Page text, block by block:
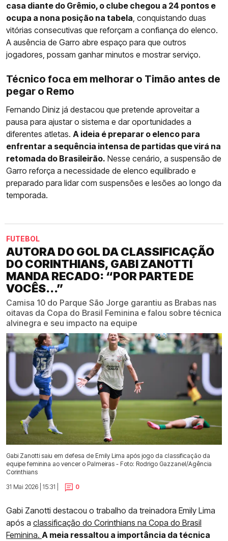
casa diante do Grêmio, o clube chegou a 24 pontos e
ocupa a nona posição na tabela, conquistando duas
vitórias consecutivas que reforçam a confiança do elenco.
A ausência de Garro abre espaço para que outros
jogadores, possam ganhar minutos e mostrar serviço.
Técnico foca em melhorar o Timão antes de
pegar o Remo
Fernando Diniz já destacou que pretende aproveitar a
pausa para ajustar o sistema e dar oportunidades a
diferentes atletas. A ideia é preparar o elenco para
enfrentar a sequência intensa de partidas que virá na
retomada do Brasileirão. Nesse cenário, a suspensão de
Garro reforça a necessidade de elenco equilibrado e
preparado para lidar com suspensões e lesões ao longo da
temporada.
FUTEBOL
AUTORA DO GOL DA CLASSIFICAÇÃO
DO CORINTHIANS, GABI ZANOTTI
MANDA RECADO: “POR PARTE DE
VOCÊS...”
Camisa 10 do Parque São Jorge garantiu as Brabas nas
oitavas da Copa do Brasil Feminina e falou sobre técnica
alvinegra e seu impacto na equipe
Gabi Zanotti saiu em defesa de Emily Lima após jogo da classificação da
equipe feminina ao vencer o Palmeiras - Foto: Rodrigo Gazzanel/Agência
Corinthians
31 Mai 2026 | 15:31 |
0
Gabi Zanotti destacou o trabalho da treinadora Emily Lima
após a classificação do Corinthians na Copa do Brasil
Feminina. A meia ressaltou a importância da técnica